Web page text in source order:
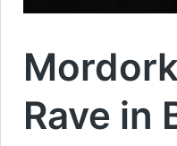
Rave in